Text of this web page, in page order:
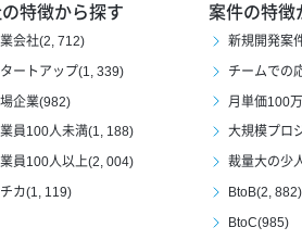
特徴から探す
会社(2, 712)
ートアップ(1, 339)
場企業(982)
員100人未満(1, 188)
員100人以上(2, 004)
カ(1, 119)
案件の特徴
新規開発案
チームでの
月単価100
大規模プロ
裁量大の少
BtoB(2, 882)
BtoC(985)